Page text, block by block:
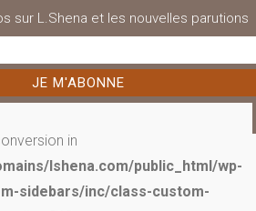
in
lshena.com/public_html/wp-
sidebars/inc/class-custom-
sur L.Shena et les nouvelles parutions